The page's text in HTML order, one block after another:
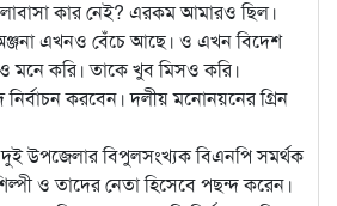
কার নেই? এরকম আমারও ছিল।
এখনও বেঁচে আছে। ও এখন বিদেশ
মনে করি। তাকে খুব মিসও করি।
করবেন। দলীয় মনোনয়নের গ্রিন
উপজেলার বিপুলসংখ্যক বিএনপি সমর্থক
ও তাদের নেতা হিসেবে পছন্দ করেন।